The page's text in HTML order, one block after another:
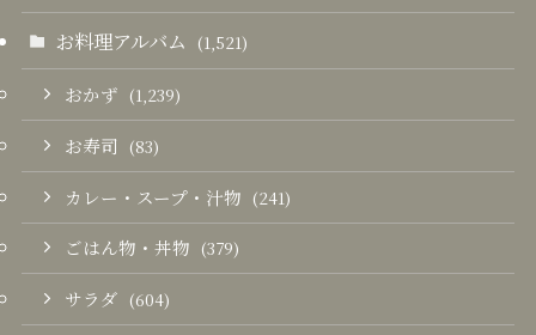
お料理アルバム (1,521)
おかず (1,239)
お寿司 (83)
カレー・スープ・汁物 (241)
ごはん物・丼物 (379)
サラダ (604)